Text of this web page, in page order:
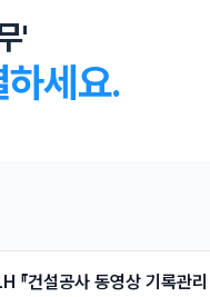
'
하세요.
『건설공사 동영상 기록관